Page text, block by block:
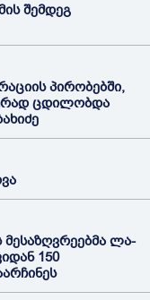
შემდეგ
პირობებში,
ცდილობდა
ლა-
150